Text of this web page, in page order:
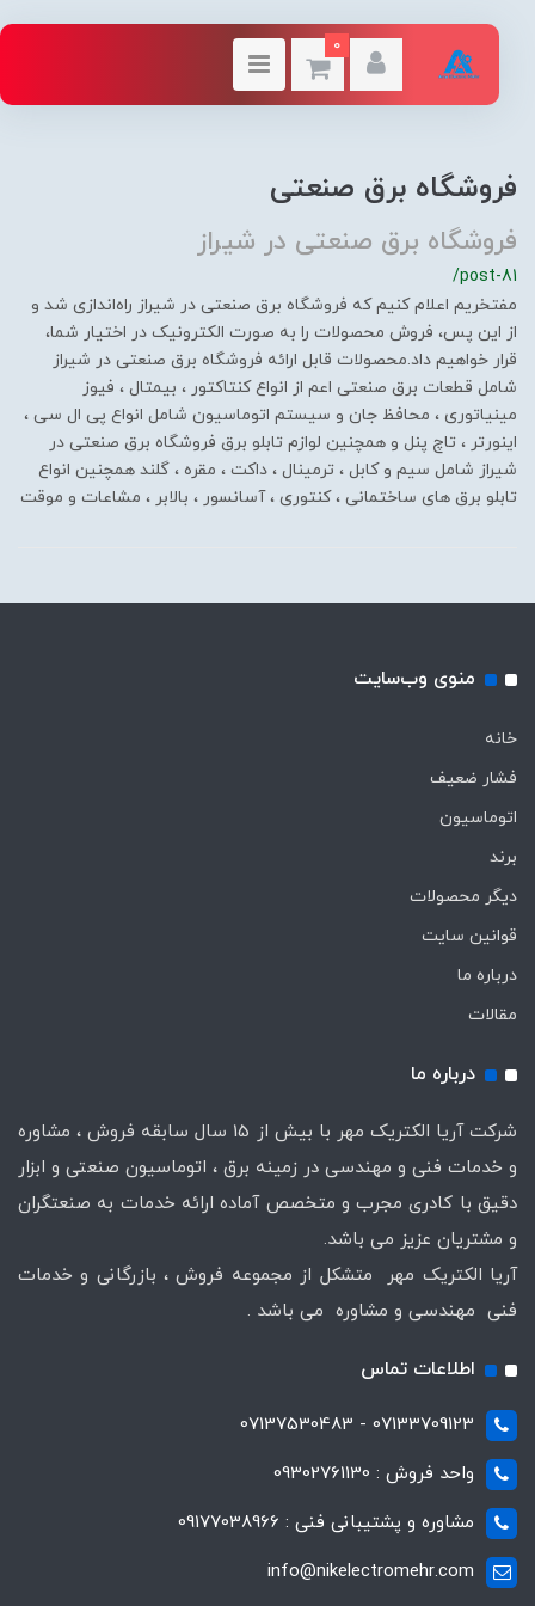
0
فروشگاه برق صنعتی
فروشگاه برق صنعتی در شیراز
/post-81
مفتخریم اعلام کنیم که فروشگاه برق صنعتی در شیراز راه‌اندازی شد و
از این پس، فروش محصولات را به صورت الکترونیک در اختیار شما،
قرار خواهیم داد.محصولات قابل ارائه فروشگاه برق صنعتی در شیراز
شامل قطعات برق صنعتی اعم از انواع کنتاکتور ، بیمتال ، فیوز
مینیاتوری ، محافظ جان و سیستم اتوماسیون شامل انواع پی ال سی ،
اینورتر ، تاچ پنل و همچنین لوازم تابلو برق فروشگاه برق صنعتی در
شیراز شامل سیم و کابل ، ترمینال ، داکت ، مقره ، گلند همچنین انواع
تابلو برق های ساختمانی ، کنتوری ، آسانسور ، بالابر ، مشاعات و موقت
منوی وب‌سایت
خانه
فشار ضعیف
اتوماسیون
برند
دیگر محصولات
قوانین سایت
درباره ما
مقالات
درباره ما
شرکت آریا الکتریک مهر با بیش از 15 سال سابقه فروش ، مشاوره
و خدمات فنی و مهندسی در زمینه برق ، اتوماسیون صنعتی و ابزار
دقیق با کادری مجرب و متخصص آماده ارائه خدمات به صنعتگران
و مشتریان عزیز می باشد.
آریا الکتریک مهر متشکل از مجموعه فروش ، بازرگانی و خدمات
فنی مهندسی و مشاوره می باشد .
اطلاعات تماس
07133709123 - 07137530483
واحد فروش : 09302761130
مشاوره و پشتیبانی فنی : 09177038966
info@nikelectromehr.com